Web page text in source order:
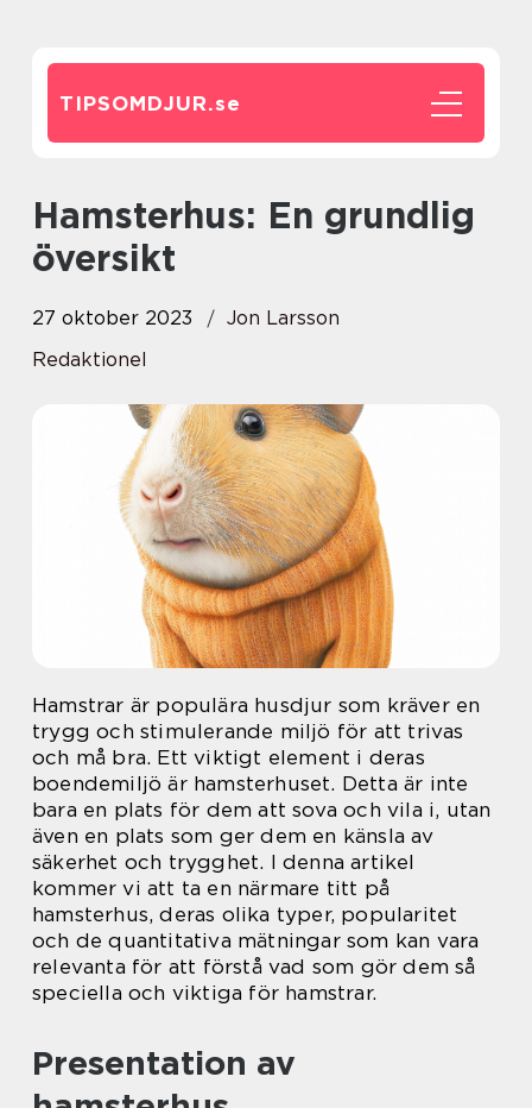
TIPSOMDJUR.se
Hamsterhus: En grundlig
översikt
27 oktober 2023
Jon Larsson
Redaktionel
Hamstrar är populära husdjur som kräver en
trygg och stimulerande miljö för att trivas
och må bra. Ett viktigt element i deras
boendemiljö är hamsterhuset. Detta är inte
bara en plats för dem att sova och vila i, utan
även en plats som ger dem en känsla av
säkerhet och trygghet. I denna artikel
kommer vi att ta en närmare titt på
hamsterhus, deras olika typer, popularitet
och de quantitativa mätningar som kan vara
relevanta för att förstå vad som gör dem så
speciella och viktiga för hamstrar.
Presentation av